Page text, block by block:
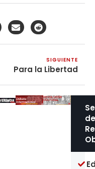
SIGUIENTE
Para la Libertad
de